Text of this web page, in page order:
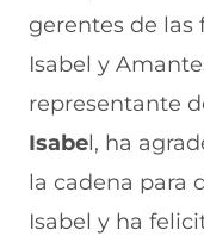
gerentes de las
Isabel y
representante
Isabel, ha
la cadena para
Isabel y ha